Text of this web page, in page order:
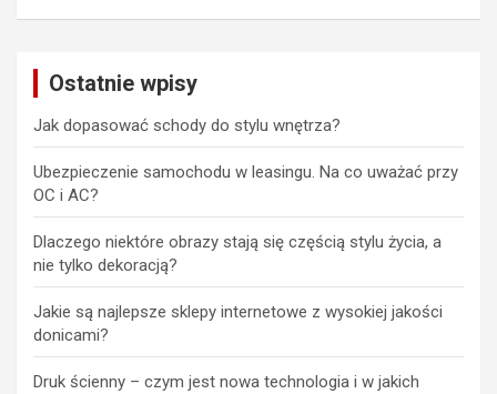
Ostatnie wpisy
Jak dopasować schody do stylu wnętrza?
Ubezpieczenie samochodu w leasingu. Na co uważać przy
OC i AC?
Dlaczego niektóre obrazy stają się częścią stylu życia, a
nie tylko dekoracją?
Jakie są najlepsze sklepy internetowe z wysokiej jakości
donicami?
Druk ścienny – czym jest nowa technologia i w jakich